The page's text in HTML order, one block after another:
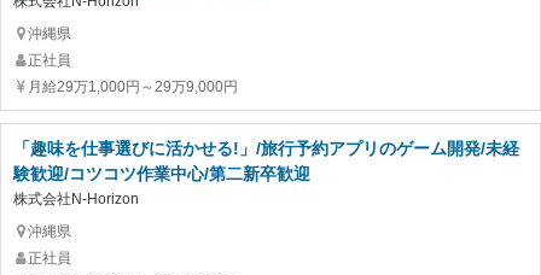
沖縄県
正社員
月給29万1,000円～29万9,000円
「趣味を仕事選びに活かせる!」/旅行予約アプリのゲーム開発/未経
験歓迎/コツコツ作業中心/第二新卒歓迎
株式会社N-Horizon
沖縄県
正社員